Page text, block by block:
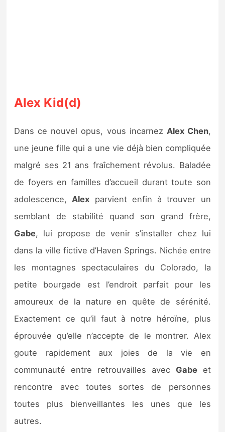
Alex Kid(d)
Dans ce nouvel opus, vous incarnez Alex Chen,
une jeune fille qui a une vie déjà bien compliquée
malgré ses 21 ans fraîchement révolus. Baladée
de foyers en familles d’accueil durant toute son
adolescence, Alex parvient enfin à trouver un
semblant de stabilité quand son grand frère,
Gabe, lui propose de venir s’installer chez lui
dans la ville fictive d’Haven Springs. Nichée entre
les montagnes spectaculaires du Colorado, la
petite bourgade est l’endroit parfait pour les
amoureux de la nature en quête de sérénité.
Exactement ce qu’il faut à notre héroïne, plus
éprouvée qu’elle n’accepte de le montrer. Alex
goute rapidement aux joies de la vie en
communauté entre retrouvailles avec Gabeet
rencontre avec toutes sortes de personnes
toutes plus bienveillantes les unes que les
autres.